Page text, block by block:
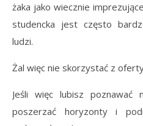
żaka jako wiecznie
studencka jest często
ludzi.
Żal więc nie skorzystać z
Jeśli więc lubisz poznawać
poszerzać horyzonty i